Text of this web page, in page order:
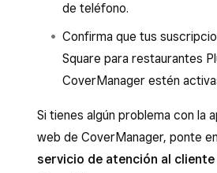
de teléfono.
Confirma que tus
Square para restaurantes
CoverManager estén
Si tienes algún problema con la
web de CoverManager, ponte
servicio de atención al cliente